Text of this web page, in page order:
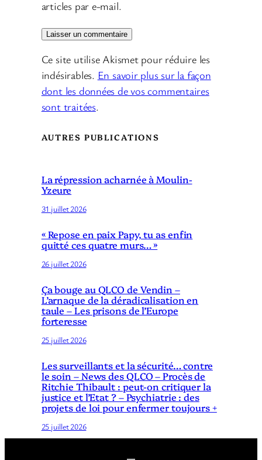
articles par e-mail.
Ce site utilise Akismet pour réduire les
indésirables. En savoir plus sur la façon
dont les données de vos commentaires
sont traitées.
AUTRES PUBLICATIONS
La répression acharnée à Moulin-
Yzeure
31 juillet 2026
« Repose en paix Papy, tu as enfin
quitté ces quatre murs… »
26 juillet 2026
Ça bouge au QLCO de Vendin –
L’arnaque de la déradicalisation en
taule – Les prisons de l’Europe
forteresse
25 juillet 2026
Les surveillants et la sécurité… contre
le soin – News des QLCO – Procès de
Ritchie Thibault : peut-on critiquer la
justice et l’Etat ? – Psychiatrie : des
projets de loi pour enfermer toujours +
25 juillet 2026